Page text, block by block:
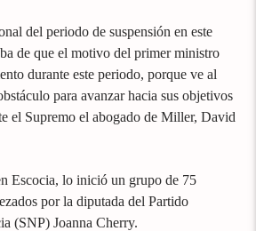
del periodo de suspensión en este
de que el motivo del primer ministro
durante este periodo, porque ve al
para avanzar hacia sus objetivos
el Supremo el abogado de Miller, David
Escocia, lo inició un grupo de 75
por la diputada del Partido
(SNP) Joanna Cherry.